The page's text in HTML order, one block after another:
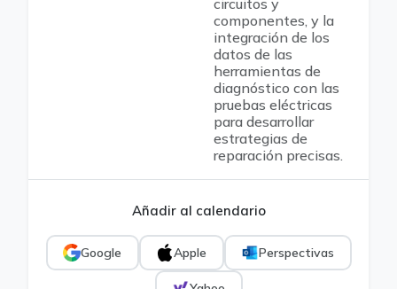
circuitos y
componentes, y la
integración de los
datos de las
herramientas de
diagnóstico con las
pruebas eléctricas
para desarrollar
estrategias de
reparación precisas.
Añadir al calendario
Google Apple Perspectivas